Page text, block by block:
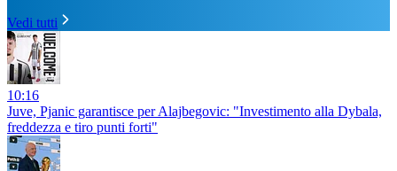
Vedi tutti
10:16
Juve, Pjanic garantisce per Alajbegovic: "Investimento alla Dybala,
freddezza e tiro punti forti"